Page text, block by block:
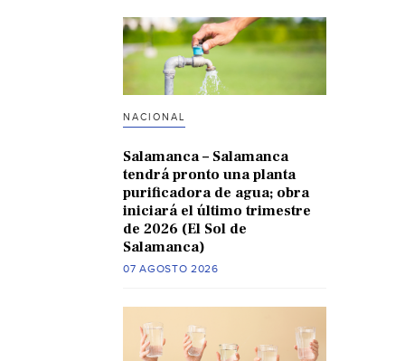
NACIONAL
Salamanca – Salamanca
tendrá pronto una planta
purificadora de agua; obra
iniciará el último trimestre
de 2026 (El Sol de
Salamanca)
07 AGOSTO 2026